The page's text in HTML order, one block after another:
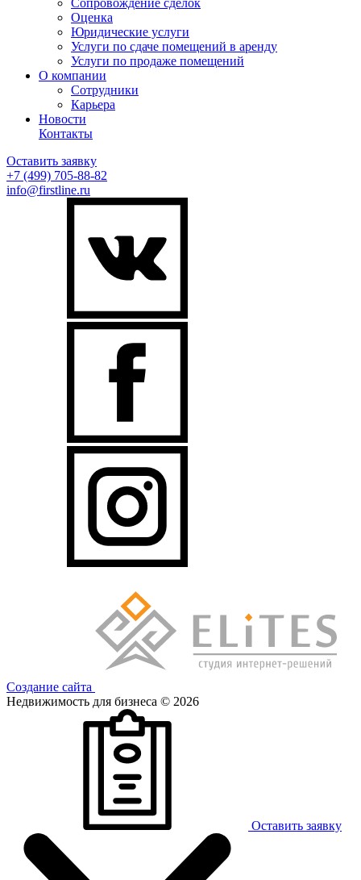
Оценка
Юридические услуги
Услуги по сдаче помещений в аренду
Услуги по продаже помещений
О компании
Сотрудники
Карьера
Новости
Контакты
Оставить заявку
+7 (499) 705-88-82
info@firstline.ru
Создание сайта
Недвижимость для бизнеса © 2026
Оставить заявку